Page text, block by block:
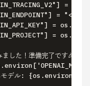
=
=
=
=
した！準備完了です🎉")
デル: